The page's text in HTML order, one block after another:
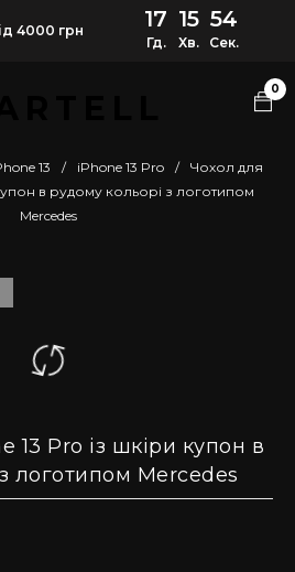
4000 грн 17
Гд.
15
Хв.
54
Сек.
0
13 / iPhone 13 Pro /
Чохол для
в рудому кольорі з логотипом
Mercedes
13 Pro із шкіри купон в
логотипом Mercedes